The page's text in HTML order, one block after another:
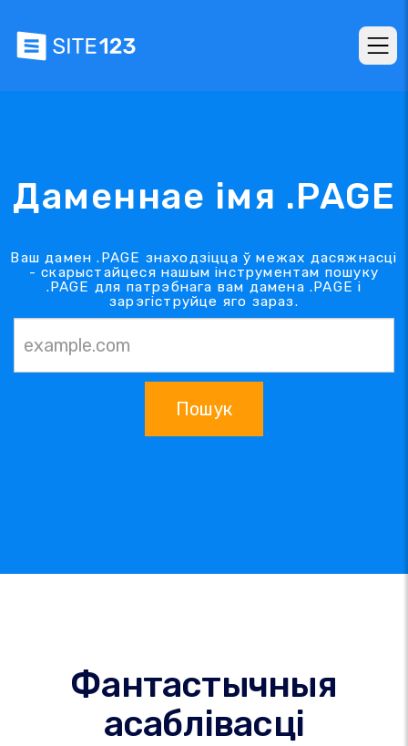
Даменнае імя .PAGE
Ваш дамен .PAGE знаходзіцца ў межах дасяжнасці
- скарыстайцеся нашым інструментам пошуку
.PAGE для патрэбнага вам дамена .PAGE і
зарэгіструйце яго зараз.
Пошук
Фантастычныя
асаблівасці